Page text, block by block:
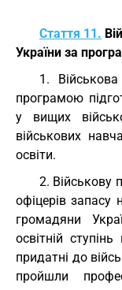
Стаття 11.
України за
1.
програмою
у вищих
військових
освіти.
2. Військову
офіцерів запасу
громадяни
освітній
придатні до
пройшли